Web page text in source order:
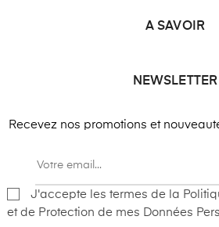
A SAVOIR
NEWSLETTER
Recevez nos promotions et
J'accepte les termes de la
et de Protection de mes Données